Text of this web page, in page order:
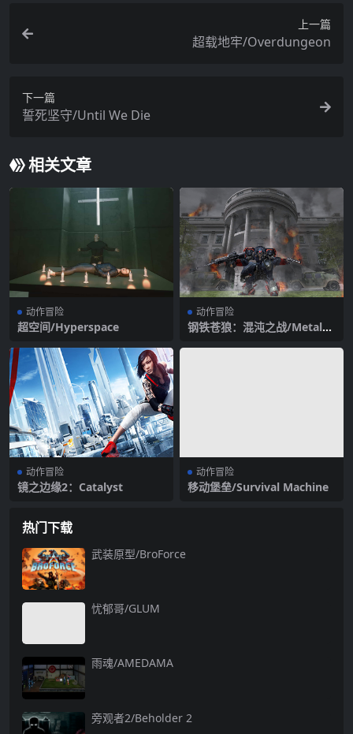
上一篇
超载地牢/Overdungeon
下一篇
誓死坚守/Until We Die
相关文章
动作冒险
超空间/Hyperspace
动作冒险
钢铁苍狼：混沌之战/Metal
动作冒险
镜之边缘2：Catalyst
动作冒险
移动堡垒/Survival Machine
热门下载
武装原型/BroForce
忧郁哥/GLUM
雨魂/AMEDAMA
旁观者2/Beholder 2